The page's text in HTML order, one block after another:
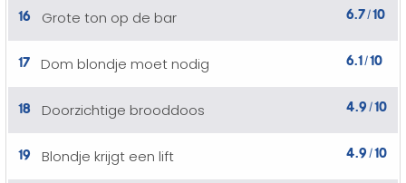
16 Grote ton op de bar 6.7/10
17 Dom blondje moet nodig 6.1/10
18 Doorzichtige brooddoos 4.9 /10
19 Blondje krijgt een lift 4.9 /10